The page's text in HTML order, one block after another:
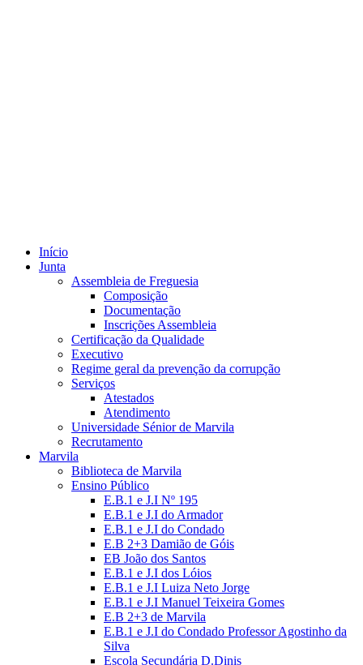
Início
Junta
Assembleia de Freguesia
Composição
Documentação
Inscrições Assembleia
Certificação da Qualidade
Executivo
Regime geral da prevenção da corrupção
Serviços
Atestados
Atendimento
Universidade Sénior de Marvila
Recrutamento
Marvila
Biblioteca de Marvila
Ensino Público
E.B.1 e J.I Nº 195
E.B.1 e J.I do Armador
E.B.1 e J.I do Condado
E.B 2+3 Damião de Góis
EB João dos Santos
E.B.1 e J.I dos Lóios
E.B.1 e J.I Luiza Neto Jorge
E.B.1 e J.I Manuel Teixeira Gomes
E.B 2+3 de Marvila
E.B.1 e J.I do Condado Professor Agostinho da
Silva
Escola Secundária D.Dinis